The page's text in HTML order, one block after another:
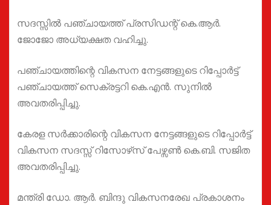
സദസ്സിൽ പഞ്ചായത്ത് പ്രസിഡന്റ് കെ.ആർ.
ജോജോ അധ്യക്ഷത വഹിച്ചു.
പഞ്ചായത്തിന്റെ വികസന നേട്ടങ്ങളുടെ റിപ്പോർട്ട്
പഞ്ചായത്ത് സെക്രട്ടറി കെ.എൻ. സുനിൽ
അവതരിപ്പിച്ചു.
കേരള സർക്കാരിന്റെ വികസന നേട്ടങ്ങളുടെ റിപ്പോർട്ട്
വികസന സദസ്സ് റിസോഴ്‌സ് പേഴ്സൺ കെ.ബി. സജിത
അവതരിപ്പിച്ചു.
മന്ത്രി ഡോ. ആർ. ബിന്ദു വികസനരേഖ പ്രകാശനം